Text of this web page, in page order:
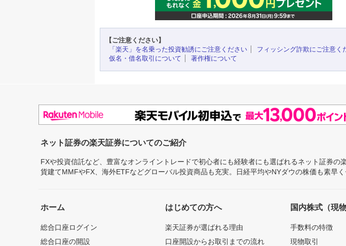
【ご注意ください】
「楽天」を名乗った投資勧誘にご注意ください
フィッシング詐欺にご注意く
仮名・借名取引について
著作権について
ネット証券の楽天証券についてのご紹介
FXや投資信託など、豊富なオンライントレードで初心者にも経験者にも選ばれるネット証券
貨建てMMFやFX、海外ETFなどグローバル投資商品も充実。日経平均やNYダウの株価も素早く
ホーム
総合口座ログイン
総合口座の開設
はじめての方へ
楽天証券が選ばれる理由
口座開設からお取引までの流れ
国内株式（現
手数料の特徴
現物取引